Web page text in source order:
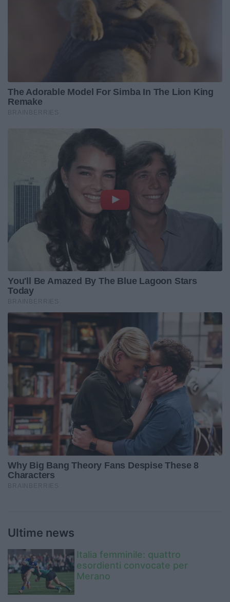
Ultime news
Italia femminile: quattro
esordienti convocate per
Merano